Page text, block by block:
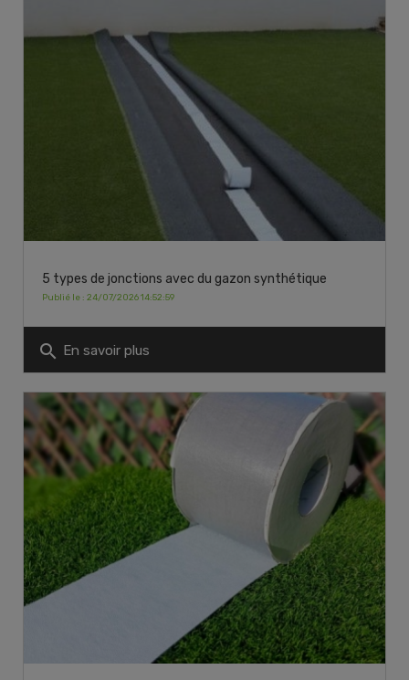
5 types de jonctions avec du gazon synthétique
Publié le : 24/07/2026 14:52:59
search En savoir plus